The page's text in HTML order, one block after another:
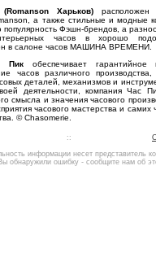
Харьков) расположен
а также стильные и модные
Фэшн-брендов, а
часов в хорошо
в салоне часов МАШИНА ВРЕМЕНИ.
Пик обеспечивает гарантийное
часов различного
деталей, механизмов и
деятельности, компания Час
смысла и значения часового
часового мастерства и самих
© Chasomerie.
::
информации несет представитель
обнаружили ошибку - сообщите нам об